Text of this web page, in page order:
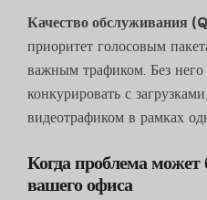
Качество обслуживания
приоритет голосовым
важным трафиком. Без него
конкурировать с
видеотрафиком в рамках
Когда проблема
вашего офиса